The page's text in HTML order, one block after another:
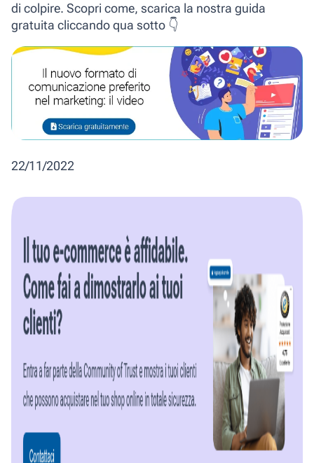
di colpire. Scopri come, scarica la nostra guida
gratuita cliccando qua sotto 👇
22/11/2022